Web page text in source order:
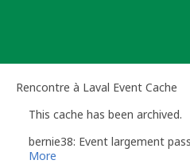
Rencontre à Laval Event Cache
This cache has been archived.
bernie38: Event largement
More